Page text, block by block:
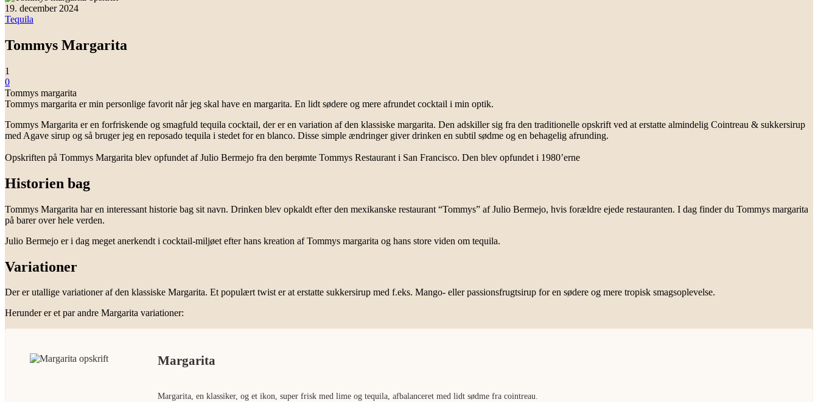
19. december 2024
Tequila
Tommys Margarita
1
0
Tommys margarita
Tommys margarita er min personlige favorit når jeg skal have en margarita. En lidt sødere og mere afrundet cocktail i min optik.
Tommys Margarita er en forfriskende og smagfuld tequila cocktail, der er en variation af den klassiske margarita. Den adskiller sig fra den traditionelle opskrift ved at erstatte almindelig Cointreau & sukkersirup
med Agave sirup og så bruger jeg en reposado tequila i stedet for en blanco. Disse simple ændringer giver drinken en subtil sødme og en behagelig afrunding.
Opskriften på Tommys Margarita blev opfundet af Julio Bermejo fra den berømte Tommys Restaurant i San Francisco. Den blev opfundet i 1980’erne
Historien bag
Tommys Margarita har en interessant historie bag sit navn. Drinken blev opkaldt efter den mexikanske restaurant “Tommys” af Julio Bermejo, hvis forældre ejede restauranten. I dag finder du Tommys margarita
på barer over hele verden.
Julio Bermejo er i dag meget anerkendt i cocktail-miljøet efter hans kreation af Tommys margarita og hans store viden om tequila.
Variationer
Der er utallige variationer af den klassiske Margarita. Et populært twist er at erstatte sukkersirup med f.eks. Mango- eller passionsfrugtsirup for en sødere og mere tropisk smagsoplevelse.
Herunder er et par andre Margarita variationer:
Margarita
Margarita, en klassiker, og et ikon, super frisk med lime og tequila, afbalanceret med lidt sødme fra cointreau.